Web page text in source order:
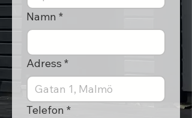
Namn *
Adress *
Telefon *